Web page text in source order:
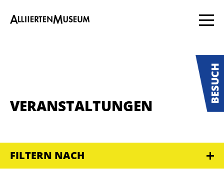
VERANSTALTUNGEN
FILTERN NACH